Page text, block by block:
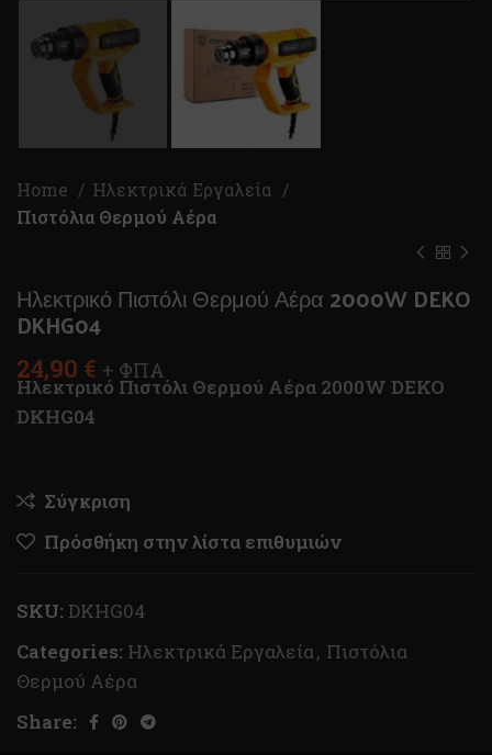
Home
Ηλεκτρικά Εργαλεία
Πιστόλια Θερμού Αέρα
Ηλεκτρικό Πιστόλι Θερμού Αέρα 2000W DEKO
DKHG04
24,90 € + ΦΠΑ
Ηλεκτρικό Πιστόλι Θερμού Αέρα 2000W DEKO
DKHG04
Σύγκριση
Πρόσθήκη στην λίστα επιθυμιών
SKU: DKHG04
Categories: Ηλεκτρικά Εργαλεία, Πιστόλια
Θερμού Αέρα
Share: